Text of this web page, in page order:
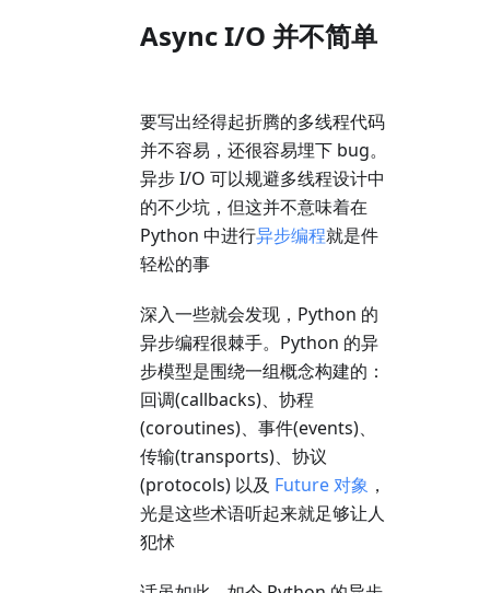
Async I/O 并不简单
要写出经得起折腾的多线程代码
并不容易，还很容易埋下 bug。
异步 I/O 可以规避多线程设计中
的不少坑，但这并不意味着在
Python 中进行异步编程就是件
轻松的事
深入一些就会发现，Python 的
异步编程很棘手。Python 的异
步模型是围绕一组概念构建的：
回调(callbacks)、协程
(coroutines)、事件(events)、
传输(transports)、协议
(protocols) 以及 Future 对象 ，
光是这些术语听起来就足够让人
犯怵